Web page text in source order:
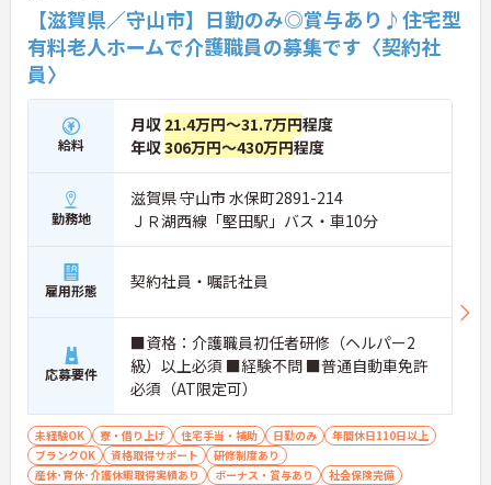
【滋賀県／守山市】日勤のみ◎賞与あり♪住宅型
有料老人ホームで介護職員の募集です〈契約社
員〉
給料
月収 21.4万円～31.7万円程度
年収306万円～430万円程度
勤務地
滋賀県 守山市 水保町2891-214
ＪＲ湖西線「堅田駅」バス・車10分
雇用形態 契約社員・嘱託社員
応募要件
■資格：介護職員初任者研修（ヘルパー2
級）以上必須 ■経験不問 ■普通自動車免許
必須（AT限定可）
未経験OK 寮・借り上げ 住宅手当・補助 日勤のみ
年間休日110日以上
ブランクOK
資格取得サポート
研修制度あり
産休･育休･介護休暇取得実績あり
ボーナス・賞与あり
社会保険完備